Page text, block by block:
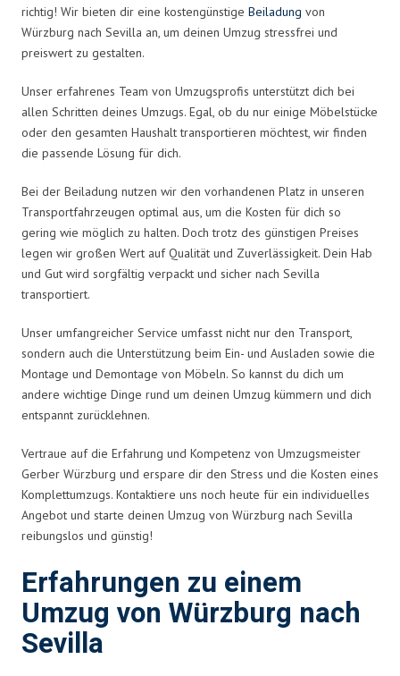
richtig! Wir bieten dir eine kostengünstige Beiladung von
Würzburg nach Sevilla an, um deinen Umzug stressfrei und
preiswert zu gestalten.
Unser erfahrenes Team von Umzugsprofis unterstützt dich bei
allen Schritten deines Umzugs. Egal, ob du nur einige Möbelstücke
oder den gesamten Haushalt transportieren möchtest, wir finden
die passende Lösung für dich.
Bei der Beiladung nutzen wir den vorhandenen Platz in unseren
Transportfahrzeugen optimal aus, um die Kosten für dich so
gering wie möglich zu halten. Doch trotz des günstigen Preises
legen wir großen Wert auf Qualität und Zuverlässigkeit. Dein Hab
und Gut wird sorgfältig verpackt und sicher nach Sevilla
transportiert.
Unser umfangreicher Service umfasst nicht nur den Transport,
sondern auch die Unterstützung beim Ein- und Ausladen sowie die
Montage und Demontage von Möbeln. So kannst du dich um
andere wichtige Dinge rund um deinen Umzug kümmern und dich
entspannt zurücklehnen.
Vertraue auf die Erfahrung und Kompetenz von Umzugsmeister
Gerber Würzburg und erspare dir den Stress und die Kosten eines
Komplettumzugs. Kontaktiere uns noch heute für ein individuelles
Angebot und starte deinen Umzug von Würzburg nach Sevilla
reibungslos und günstig!
Erfahrungen zu einem
Umzug von Würzburg nach
Sevilla